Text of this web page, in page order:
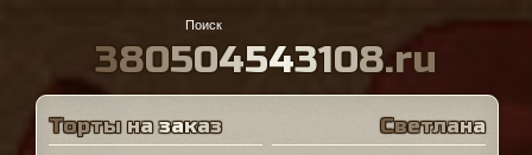
380504543108.ru
Торты на заказ Светлана